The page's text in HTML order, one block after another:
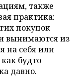
также
практика:
покупок
вынимаются из
на себя или
будто
давно.